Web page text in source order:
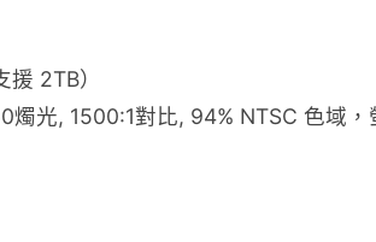
2TB）
光, 1500:1對比, 94% NTSC 色域，